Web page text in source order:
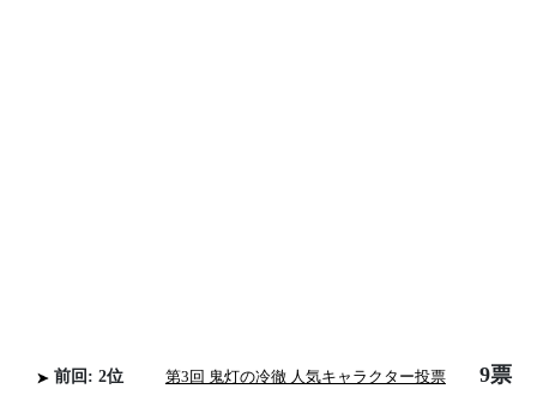
前回: 2位 第3回 鬼灯の冷徹 人気キャラクター投票 9票